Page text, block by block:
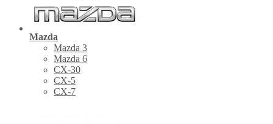
Mazda
Mazda 3
Mazda 6
CX-30
СХ-5
CX-7